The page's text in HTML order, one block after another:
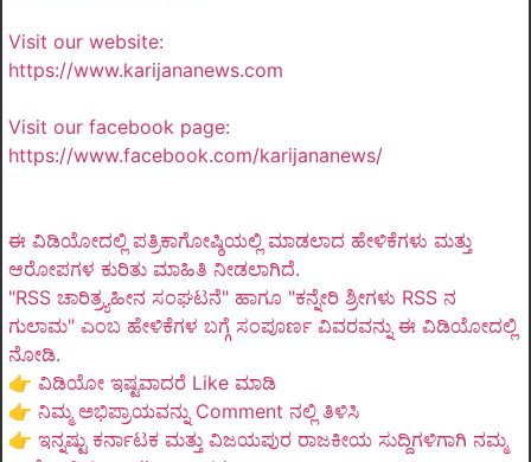
Visit our website:
https://www.karijananews.com
Visit our facebook page:
https://www.facebook.com/karijananews/
ಈ ವಿಡಿಯೋದಲ್ಲಿ ಪತ್ರಿಕಾಗೋಷ್ಠಿಯಲ್ಲಿ ಮಾಡಲಾದ ಹೇಳಿಕೆಗಳು ಮತ್ತು
ಆರೋಪಗಳ ಕುರಿತು ಮಾಹಿತಿ ನೀಡಲಾಗಿದೆ.
"RSS ಚಾರಿತ್ರ್ಯಹೀನ ಸಂಘಟನೆ" ಹಾಗೂ "ಕನ್ನೇರಿ ಶ್ರೀಗಳು RSS ನ
ಗುಲಾಮ" ಎಂಬ ಹೇಳಿಕೆಗಳ ಬಗ್ಗೆ ಸಂಪೂರ್ಣ ವಿವರವನ್ನು ಈ ವಿಡಿಯೋದಲ್ಲಿ
ನೋಡಿ.
👉 ವಿಡಿಯೋ ಇಷ್ಟವಾದರೆ Like ಮಾಡಿ
👉 ನಿಮ್ಮ ಅಭಿಪ್ರಾಯವನ್ನು Comment ನಲ್ಲಿ ತಿಳಿಸಿ
👉 ಇನ್ನಷ್ಟು ಕರ್ನಾಟಕ ಮತ್ತು ವಿಜಯಪುರ ರಾಜಕೀಯ ಸುದ್ದಿಗಳಿಗಾಗಿ ನಮ್ಮ